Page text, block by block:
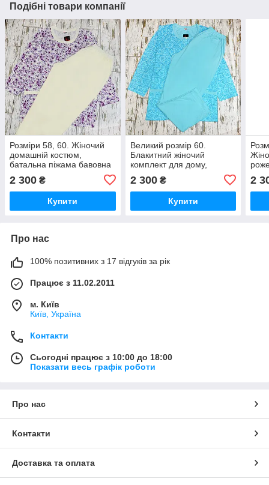
Подібні товари компанії
Розміри 58, 60. Жіночий
домашній костюм,
батальна піжама бавовна
преміум якість, фіолетова
2 300 ₴
Купити
Великий розмір 60.
Блакитний жіночий
комплект для дому,
піжама кофта та штани,
бавовна
2 300₴
Купити
2
Про нас
100% позитивних з 17 відгуків за рік
Працює з 11.02.2011
м. Київ
Київ, Україна
Контакти
Сьогодні працює з 10:00 до 18:00
Показати весь графік роботи
Про нас
Контакти
Доставка та оплата